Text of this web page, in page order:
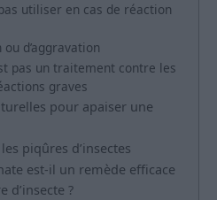
utiliser en cas de réaction
d’aggravation
pas un traitement contre les
graves
pour apaiser une
piqûres d’insectes
est-il un remède efficace
d’insecte ?